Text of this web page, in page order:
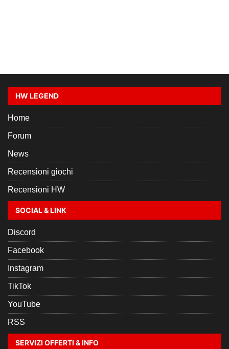
HW LEGEND
Home
Forum
News
Recensioni giochi
Recensioni HW
SOCIAL & LINK
Discord
Facebook
Instagram
TikTok
YouTube
RSS
SERVIZI OFFERTI & INFO